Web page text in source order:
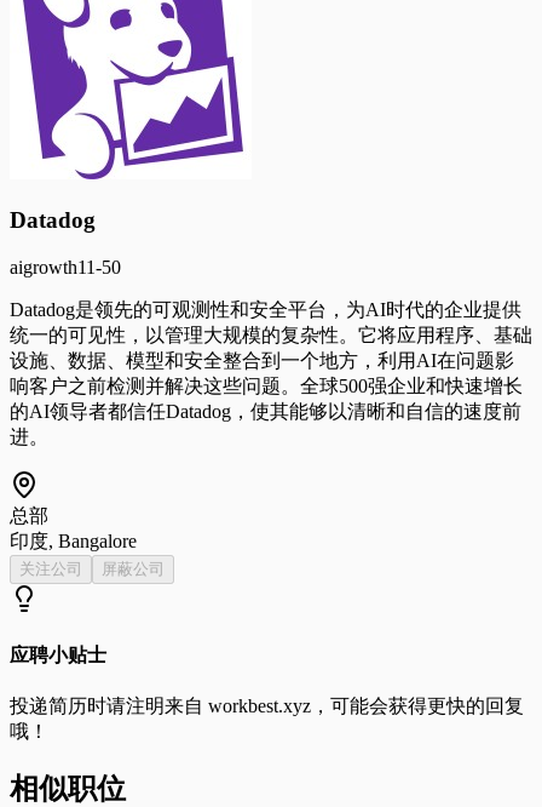
Datadog
aigrowth11-50
Datadog是领先的可观测性和安全平台，为AI时代的企业提供
统一的可见性，以管理大规模的复杂性。它将应用程序、基础
设施、数据、模型和安全整合到一个地方，利用AI在问题影
响客户之前检测并解决这些问题。全球500强企业和快速增长
的AI领导者都信任Datadog，使其能够以清晰和自信的速度前
进。
总部
印度, Bangalore
关注公司 屏蔽公司
应聘小贴士
投递简历时请注明来自 workbest.xyz ，可能会获得更快的回复
哦！
相似职位